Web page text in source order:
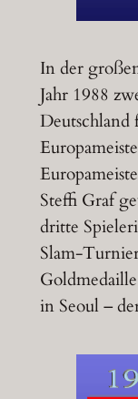
In der
Jahr 1988
Steffi Graf
dritte
Slam-
in Seoul –